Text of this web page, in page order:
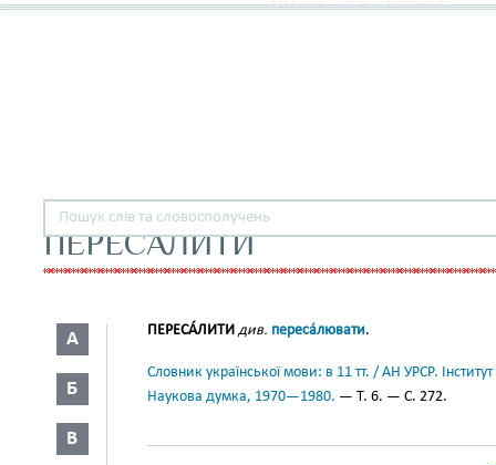
ПЕРЕСАЛИТИ
А
Б
В
ПЕРЕСА́ЛИТИ див. переса́лювати.
Словник української мови: в 11 тт. / АН УРСР.
Наукова думка, 1970—1980. — Т. 6. — С. 272.